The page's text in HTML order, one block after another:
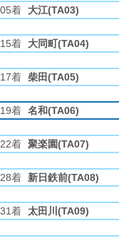
着 大江(TA03)
着 大同町(TA04)
着 柴田(TA05)
着 名和(TA06)
着 聚楽園(TA07)
着 新日鉄前(TA08)
着 太田川(TA09)